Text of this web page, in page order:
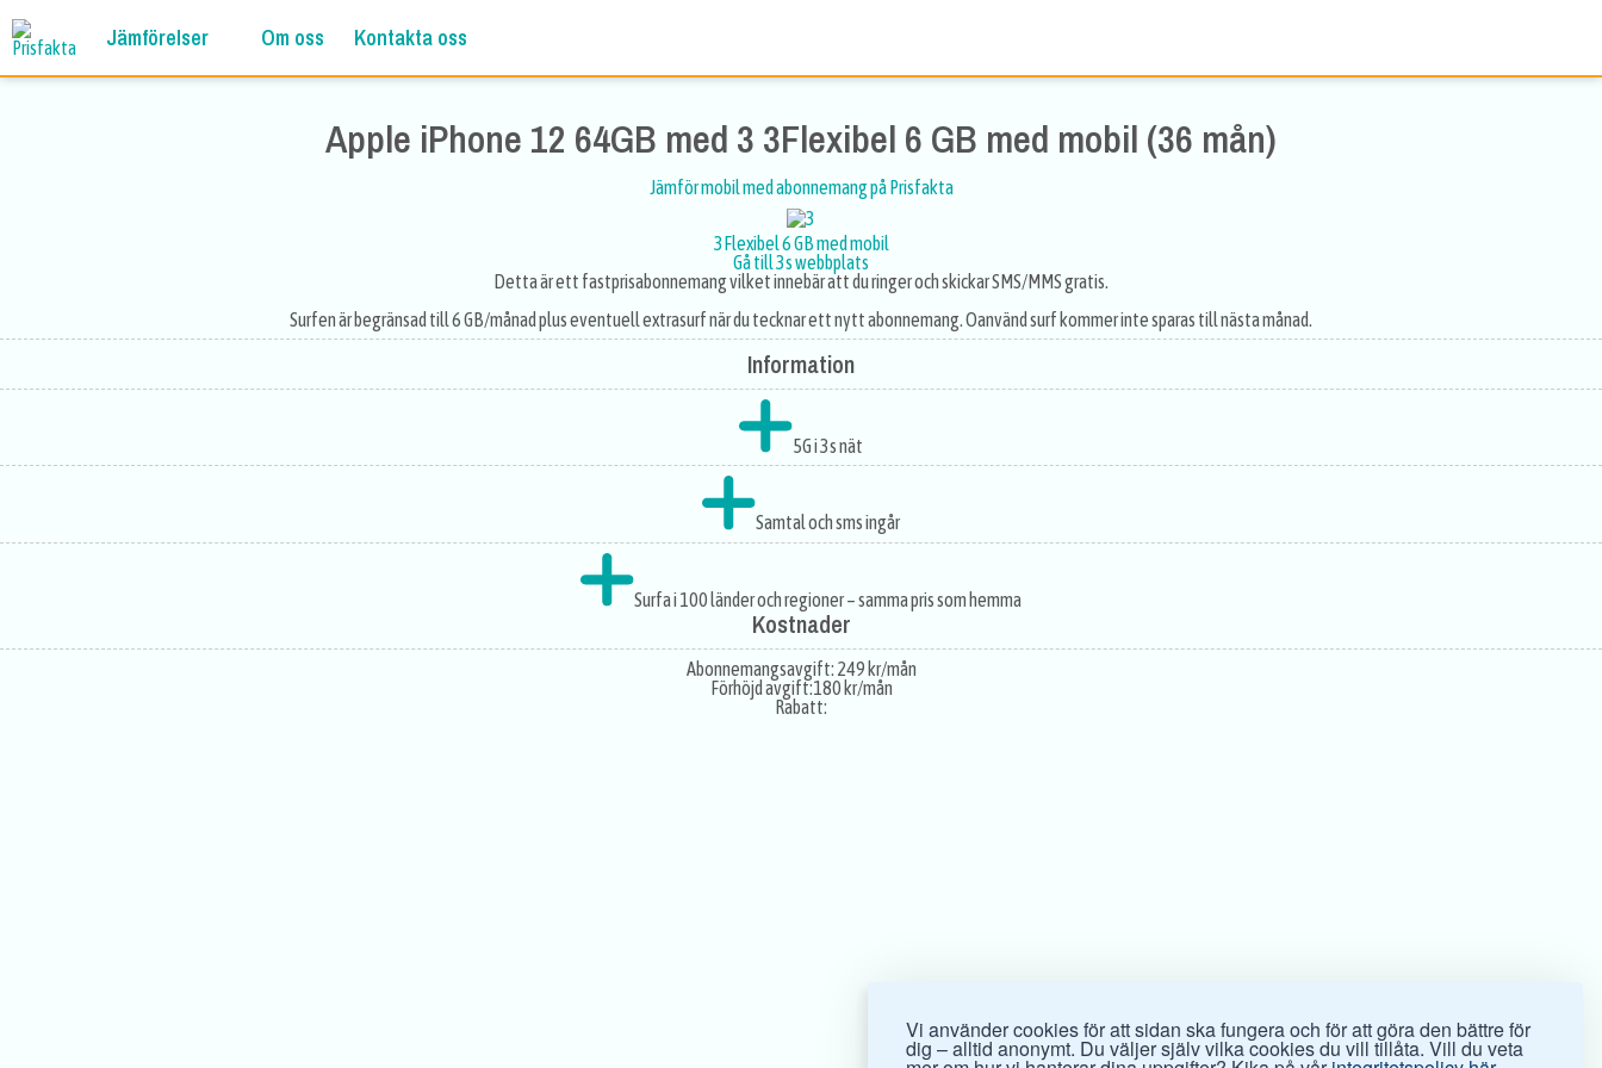
Vi använder cookies för att sidan ska fungera och för att göra den bättre för
dig – alltid anonymt. Du väljer själv vilka cookies du vill tillåta. Vill du veta
Jämförelser Om oss Kontakta oss
Apple iPhone 12 64GB med 3 3Flexibel 6 GB med mobil (36 mån)
Jämför mobil med abonnemang på Prisfakta
3Flexibel 6 GB med mobil
Gå till 3s webbplats
Detta är ett fastprisabonnemang vilket innebär att du ringer och skickar SMS/MMS gratis.
Surfen är begränsad till 6 GB/månad plus eventuell extrasurf när du tecknar ett nytt abonnemang. Oanvänd surf kommer inte sparas till nästa månad.
Information
5G i 3s nät
Samtal och sms ingår
Surfa i 100 länder och regioner – samma pris som hemma
Kostnader
Abonnemangsavgift: 249 kr/mån
Förhöjd avgift:180 kr/mån
Rabatt: